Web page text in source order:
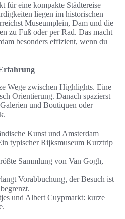
für eine kompakte Städtereise
liegen im historischen
Museumplein, Dam und die
zu Fuß oder per Rad. Das macht
besonders effizient, wenn du
Wege zwischen Highlights. Eine
Orientierung. Danach spazierst
und Boutiquen oder
Kunst und Amsterdam
typischer Rijksmuseum Kurztrip
Sammlung von Van Gogh,
Vorabbuchung, der Besuch ist
und Albert Cuypmarkt: kurze